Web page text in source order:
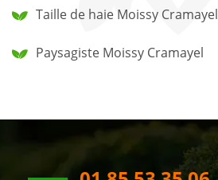
Taille de haie Moissy Cramayel
Paysagiste Moissy Cramayel